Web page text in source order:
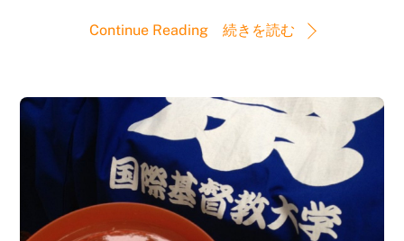
Continue Reading 続きを読む